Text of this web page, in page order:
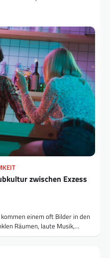
zwischen Exzess
einem oft Bilder in den
Räumen, laute Musik,…